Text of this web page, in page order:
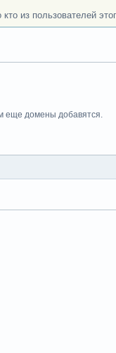
из пользователей
еще домены добавятся.